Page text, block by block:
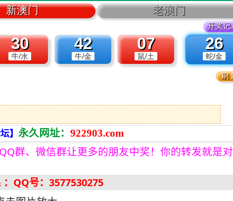
】 永久网址： 922903.com
群、微信群让更多的朋友中奖！你的转发就是对
：QQ号：3577530275